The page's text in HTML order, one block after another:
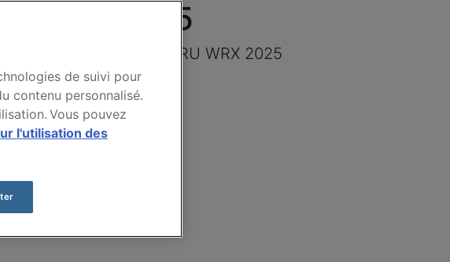
WRX 2025
de marque SUBARU WRX 2025
auto
de suivi pour
contenu personnalisé.
Vous pouvez
l'utilisation des